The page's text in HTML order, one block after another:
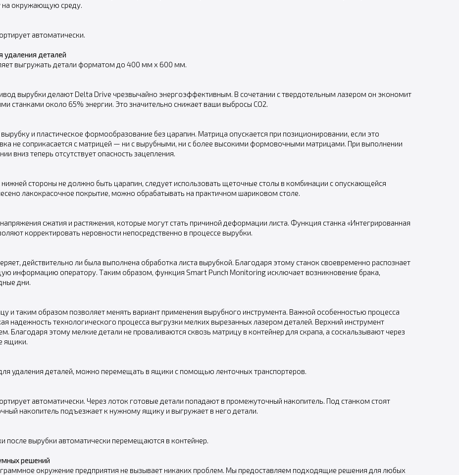
на окружающую среду.
автоматически.
удаления деталей
выгружать детали форматом до 400 мм x 600 мм.
вырубки делают Delta Drive чрезвычайно энергоэффективным. В сочетании с твердотельным лазером он экономит
станками около 65% энергии. Это значительно снижает ваши выбросы CO2.
и пластическое формообразование без царапин. Матрица опускается при позиционировании, если это
не соприкасается с матрицей — ни с вырубными, ни с более высокими формовочными матрицами. При выполнении
вниз теперь отсутствует опасность зацепления.
стороны не должно быть царапин, следует использовать щеточные столы в комбинации с опускающейся
лакокрасочное покрытие, можно обрабатывать на практичном шариковом столе.
сжатия и растяжения, которые могут стать причиной деформации листа. Функция станка «Интегрированная
корректировать неровности непосредственно в процессе вырубки.
действительно ли была выполнена обработка листа вырубкой. Благодаря этому станок своевременно распознает
информацию оператору. Таким образом, функция Smart Punch Monitoring исключает возникновение брака,
дни.
и таким образом позволяет менять вариант применения вырубного инструмента. Важной особенностью процесса
надежность технологического процесса выгрузки мелких вырезанных лазером деталей. Верхний инструмент
Благодаря этому мелкие детали не проваливаются сквозь матрицу в контейнер для скрапа, а соскальзывают через
ящики.
удаления деталей, можно перемещать в ящики с помощью ленточных транспортеров.
автоматически. Через лоток готовые детали попадают в промежуточный накопитель. Под станком стоят
накопитель подъезжает к нужному ящику и выгружает в него детали.
вырубки автоматически перемещаются в контейнер.
решений
окружение предприятия не вызывает никаких проблем. Мы предоставляем подходящие решения для любых